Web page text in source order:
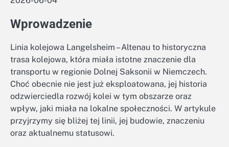
Wprowadzenie
Linia kolejowa Langelsheim – Altenau to historyczna
trasa kolejowa, która miała istotne znaczenie dla
transportu w regionie Dolnej Saksonii w Niemczech.
Choć obecnie nie jest już eksploatowana, jej historia
odzwierciedla rozwój kolei w tym obszarze oraz
wpływ, jaki miała na lokalne społeczności. W artykule
przyjrzymy się bliżej tej linii, jej budowie, znaczeniu
oraz aktualnemu statusowi.